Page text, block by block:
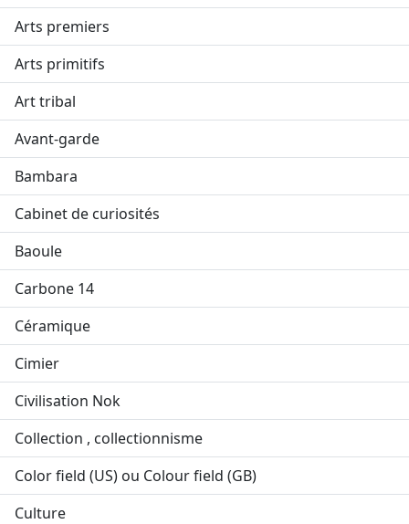
Arts premiers
Arts primitifs
Art tribal
Avant-garde
Bambara
Cabinet de curiosités
Baoule
Carbone 14
Céramique
Cimier
Civilisation Nok
Collection , collectionnisme
Color field (US) ou Colour field (GB)
Culture